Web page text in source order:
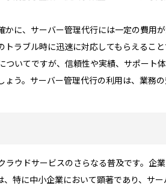
に、サーバー管理代行には一定の費用
ラブル時に迅速に対応してもらえるこ
いてですが、信頼性や実績、サポート
う。サーバー管理代行の利用は、業務
ウドサービスのさらなる普及です。企
特に中小企業において顕著であり、サ